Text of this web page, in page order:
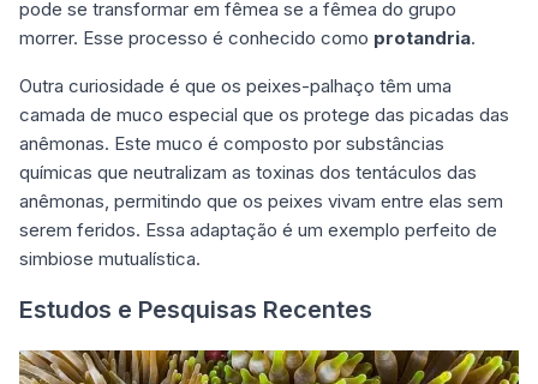
pode se transformar em fêmea se a fêmea do grupo
morrer. Esse processo é conhecido como protandria.
Outra curiosidade é que os peixes-palhaço têm uma
camada de muco especial que os protege das picadas das
anêmonas. Este muco é composto por substâncias
químicas que neutralizam as toxinas dos tentáculos das
anêmonas, permitindo que os peixes vivam entre elas sem
serem feridos. Essa adaptação é um exemplo perfeito de
simbiose mutualística.
Estudos e Pesquisas Recentes